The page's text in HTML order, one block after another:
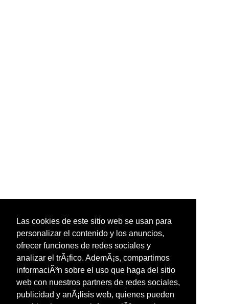
Las cookies de este sitio web se usan para
personalizar el contenido y los anuncios,
ofrecer funciones de redes sociales y
analizar el trÃ¡fico. AdemÃ¡s, compartimos
informaciÃ³n sobre el uso que haga del sitio
web con nuestros partners de redes sociales,
publicidad y anÃ¡lisis web, quienes pueden